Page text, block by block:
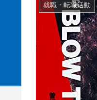
就職・転職活動